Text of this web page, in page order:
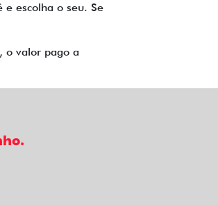
e escolha o seu. Se
o valor pago a